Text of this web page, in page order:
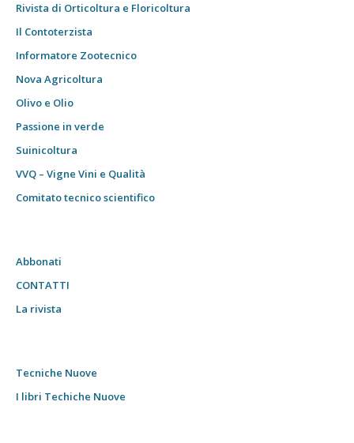
Rivista di Orticoltura e Floricoltura
Il Contoterzista
Informatore Zootecnico
Nova Agricoltura
Olivo e Olio
Passione in verde
Suinicoltura
VVQ – Vigne Vini e Qualità
Comitato tecnico scientifico
Abbonati
CONTATTI
La rivista
Tecniche Nuove
I libri Techiche Nuove